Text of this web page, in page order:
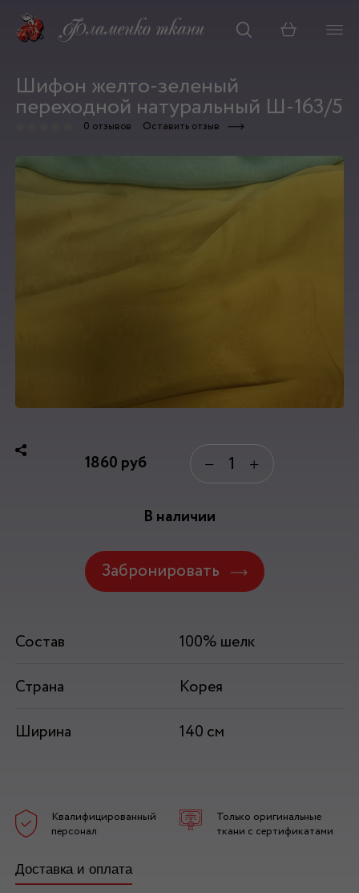
Корзина
Шифон желто-зеленый
переходной натуральный Ш-163/5
0 отзывов Оставить отзыв
1860 руб − +
В наличии
Забронировать
Состав
100% шелк
Страна
Корея
Ширина
140 см
Квалифицированный
персонал
Только оригинальные
ткани с сертификатами
Доставка и оплата